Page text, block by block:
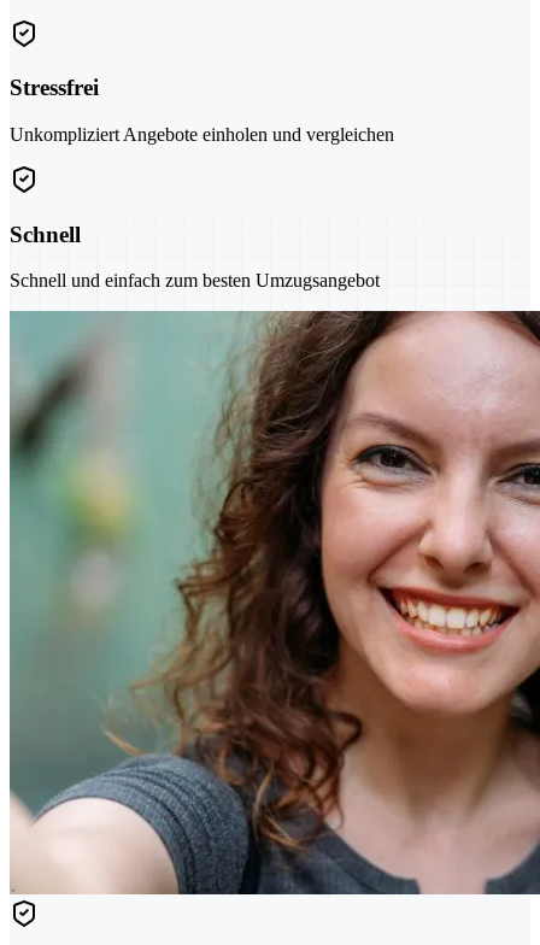
Stressfrei
Unkompliziert Angebote einholen und vergleichen
Schnell
Schnell und einfach zum besten Umzugsangebot